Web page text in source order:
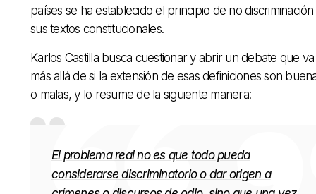
países se ha establecido el principio de no
sus textos constitucionales.
Karlos Castilla busca cuestionar y abrir un debate que va
más allá de si la extensión de esas definiciones son
o malas, y lo resume de la siguiente manera:
El problema real no es que todo pueda
considerarse discriminatorio o dar origen a